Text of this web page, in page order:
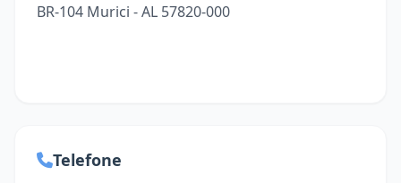
BR-104 Murici - AL 57820-000
Telefone